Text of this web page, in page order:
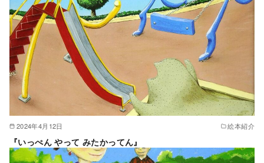
2024年4月12日 絵本紹介
『いっぺん やって みたかってん』